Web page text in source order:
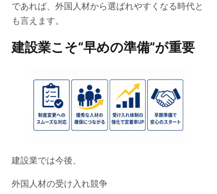
であれば、外国人材から選ばれやすくなる時代と
も言えます。
建設業こそ“早めの準備”が重要
建設業では今後、
外国人材の受け入れ競争